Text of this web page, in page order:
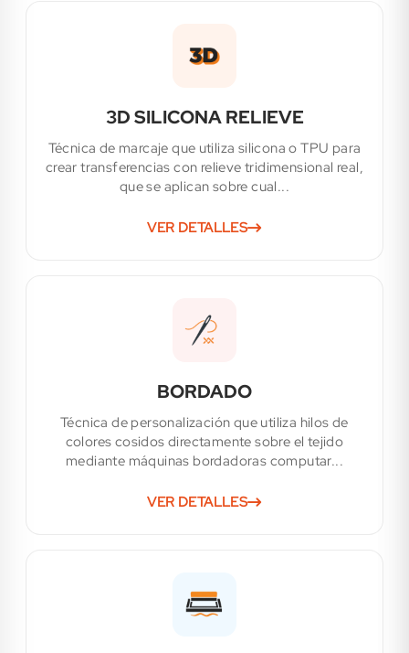
3D SILICONA RELIEVE
Técnica de marcaje que utiliza silicona o TPU para
crear transferencias con relieve tridimensional real,
que se aplican sobre cual...
VER DETALLES
BORDADO
Técnica de personalización que utiliza hilos de
colores cosidos directamente sobre el tejido
mediante máquinas bordadoras computar...
VER DETALLES